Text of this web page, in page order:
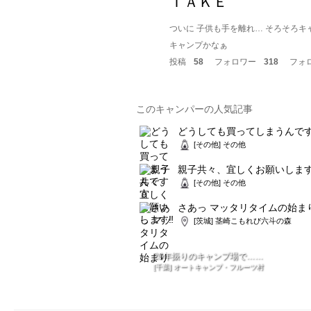
ついに 子供も手を離れ… そろそろキ
キャンプかなぁ
投稿
58 フォロワー 318 フォ
このキャンパーの人気記事
どうしても買ってしまうんで
[その他] その他
親子共々、宜しくお願いしま
[その他] その他
さあっ マッタリタイムの始ま
[茨城] 茎崎こもれび六斗の森
20年振りのキャンプ場で……
[千葉] オートキャンプ・フルーツ村